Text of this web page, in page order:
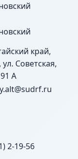
край,
Советская,
А
2-19-56